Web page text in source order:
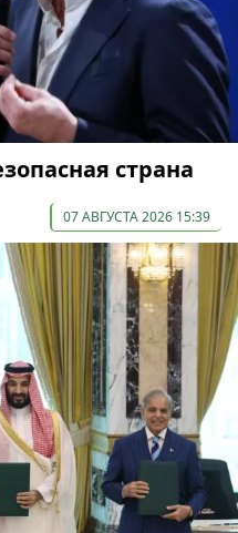
страна
07 АВГУСТА 2026 15:39